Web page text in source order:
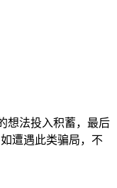
想法投入积蓄，最后
遭遇此类骗局，不